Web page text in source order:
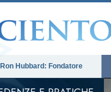
Ron Hubbard: Fondatore